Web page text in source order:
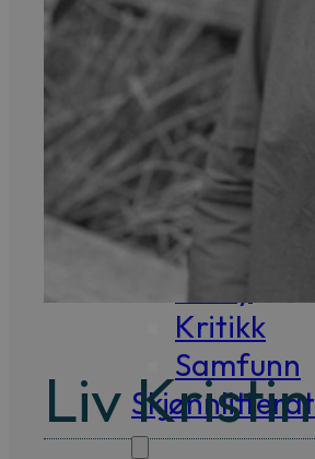
Våre
bøker
Sakprosa
Biografisk
Debatt
Kritikk
Samfunn
Liv